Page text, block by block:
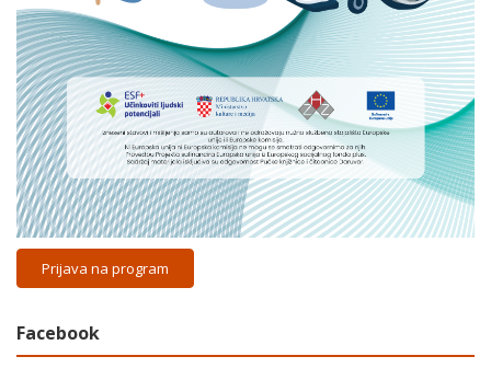
Prijava na program
Facebook